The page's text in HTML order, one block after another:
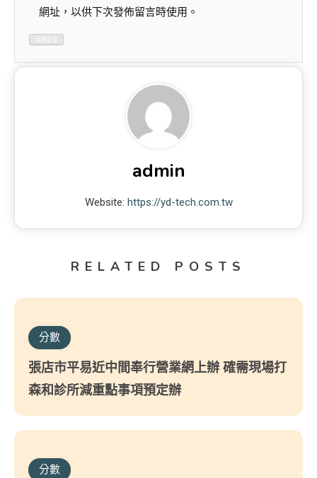
網址，以供下次發佈留言時使用。
admin
Website: https://yd-tech.com.tw
RELATED POSTS
分數
張店市平易近中間奉行營業網上辦 確需現場打
森和診所減重點事項預定辦
分數